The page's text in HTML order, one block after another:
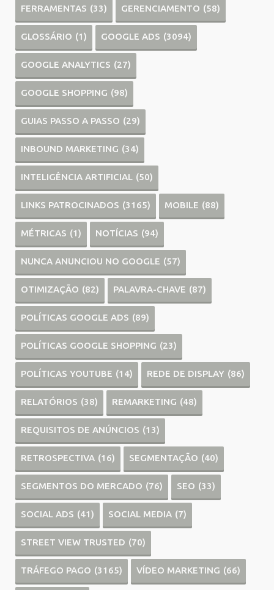
FERRAMENTAS (33) GERENCIAMENTO (58)
GLOSSÁRIO (1) GOOGLE ADS (3094)
GOOGLE ANALYTICS (27)
GOOGLE SHOPPING (98)
GUIAS PASSO A PASSO (29)
INBOUND MARKETING (34)
INTELIGÊNCIA ARTIFICIAL (50)
LINKS PATROCINADOS (3165) MOBILE (88)
MÉTRICAS (1) NOTÍCIAS (94)
NUNCA ANUNCIOU NO GOOGLE (57)
OTIMIZAÇÃO (82) PALAVRA-CHAVE (87)
POLÍTICAS GOOGLE ADS (89)
POLÍTICAS GOOGLE SHOPPING (23)
POLÍTICAS YOUTUBE (14) REDE DE DISPLAY (86)
RELATÓRIOS (38) REMARKETING (48)
REQUISITOS DE ANÚNCIOS (13)
RETROSPECTIVA (16) SEGMENTAÇÃO (40)
SEGMENTOS DO MERCADO (76) SEO (33)
SOCIAL ADS (41) SOCIAL MEDIA (7)
STREET VIEW TRUSTED (70)
TRÁFEGO PAGO (3165) VÍDEO MARKETING (66)